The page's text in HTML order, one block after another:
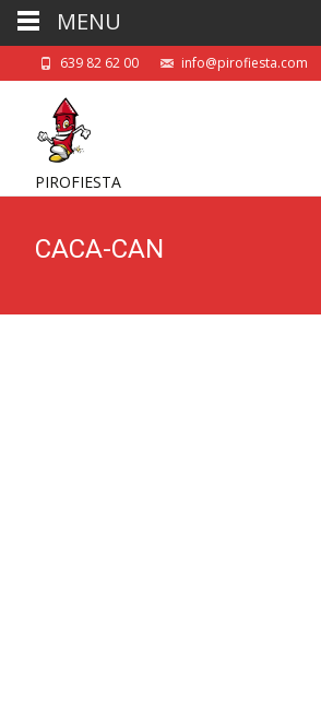
639 82 62 00 info@pirofiesta.com
PIROFIESTA
CACA-CAN
MENU